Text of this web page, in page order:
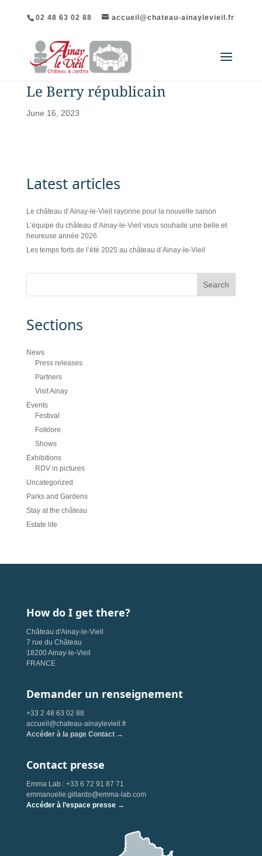
02 48 63 02 88 accueil@chateau-ainaylevieil.fr
Le Berry républicain
June 16, 2023
Latest articles
Le château d’Ainay-le-Vieil rayonne pour la nouvelle saison
L’équipe du château d’Ainay-le-Vieil vous souhaite une belle et
heureuse année 2026
Les temps forts de l’été 2025 au château d’Ainay-le-Vieil
Sections
News
Press releases
Partners
Visit Ainay
Events
Festival
Folklore
Shows
Exhibitions
RDV in pictures
Uncategorized
Parks and Gardens
Stay at the château
Estate life
How do I get there?
Château d'Ainay-le-Vieil
7 rue du Château
18200 Ainay-le-Vieil
FRANCE
Demander un renseignement
+33 2 48 63 02 88
accueil@chateau-ainaylevieil.fr
Accéder à la page Contact →
Contact presse
Emma Lab : +33 6 72 91 87 71
emmanuelle.gillardo@emma-lab.com
Accéder à l’espace presse →